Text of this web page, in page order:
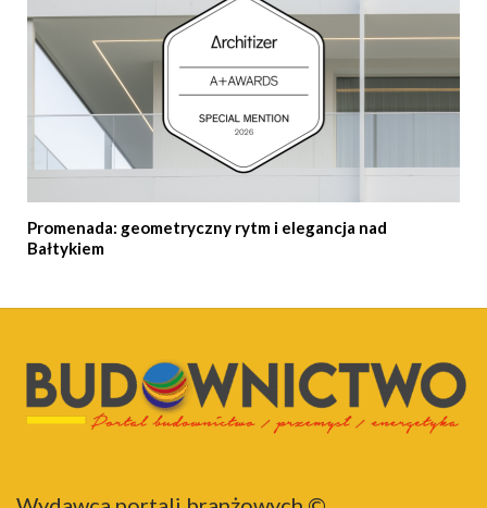
Promenada: geometryczny rytm i elegancja nad
Bałtykiem